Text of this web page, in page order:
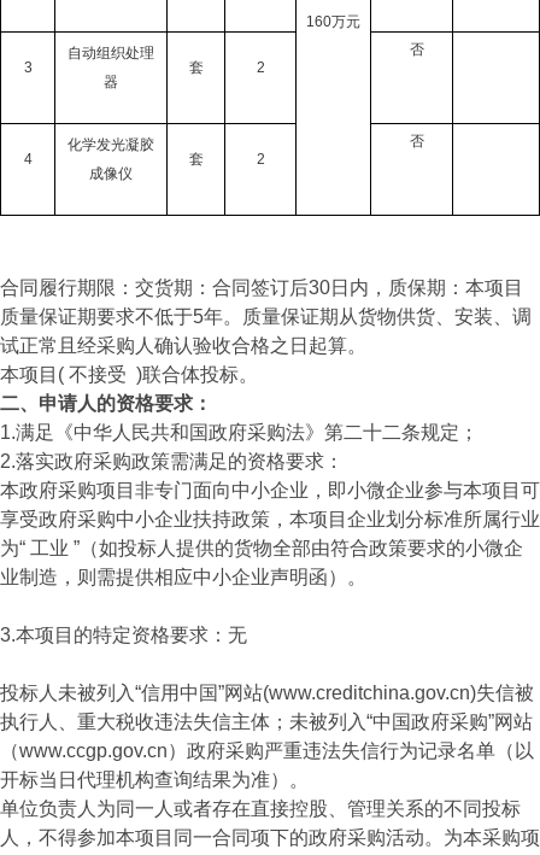
160万元
3
自动组织处理
器
套 2
否
4
化学发光凝胶
成像仪
套 2
否
合同履行期限：交货期：合同签订后30日内，质保期：本项目
质量保证期要求不低于5年。质量保证期从货物供货、安装、调
试正常且经采购人确认验收合格之日起算。
本项目( 不接受 )联合体投标。
二、申请人的资格要求：
1.满足《中华人民共和国政府采购法》第二十二条规定；
2.落实政府采购政策需满足的资格要求：
本政府采购项目非专门面向中小企业，即小微企业参与本项目可
享受政府采购中小企业扶持政策，本项目企业划分标准所属行业
为“ 工业 ”（如投标人提供的货物全部由符合政策要求的小微企
业制造，则需提供相应中小企业声明函）。
3.本项目的特定资格要求：无
投标人未被列入“信用中国”网站(www.creditchina.gov.cn)失信被
执行人、重大税收违法失信主体；未被列入“中国政府采购”网站
（www.ccgp.gov.cn）政府采购严重违法失信行为记录名单（以
开标当日代理机构查询结果为准）。
单位负责人为同一人或者存在直接控股、管理关系的不同投标
人，不得参加本项目同一合同项下的政府采购活动。为本采购项